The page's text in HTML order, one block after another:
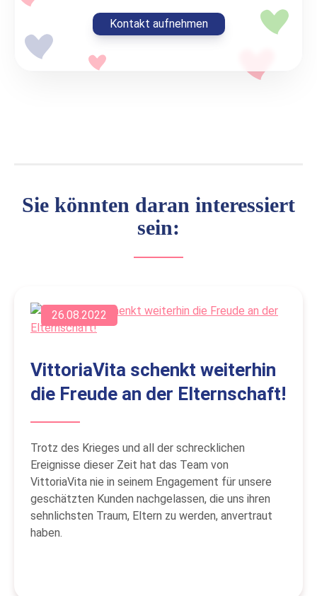
Kontakt aufnehmen
Sie könnten daran interessiert
sein:
26.08.2022
VittoriaVita schenkt weiterhin
die Freude an der Elternschaft!
Trotz des Krieges und all der schrecklichen
Ereignisse dieser Zeit hat das Team von
VittoriaVita nie in seinem Engagement für unsere
geschätzten Kunden nachgelassen, die uns ihren
sehnlichsten Traum, Eltern zu werden, anvertraut
haben.